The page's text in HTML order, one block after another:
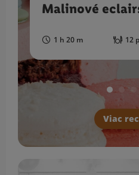
Malinové
1 h 20 m 12
Viac